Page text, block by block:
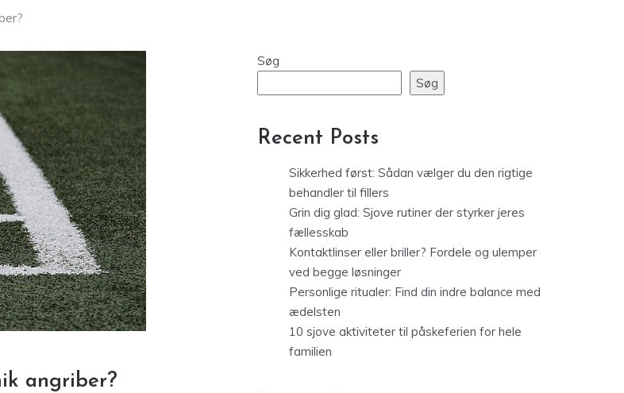
angriber?
Søg
Søg
Recent Posts
Sikkerhed først: Sådan vælger du den rigtige
behandler til fillers
Grin dig glad: Sjove rutiner der styrker jeres
fællesskab
Kontaktlinser eller briller? Fordele og ulemper
ved begge løsninger
Personlige ritualer: Find din indre balance med
ædelsten
10 sjove aktiviteter til påskeferien for hele
familien